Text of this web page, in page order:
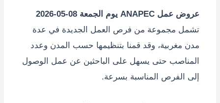
عروض عمل ANAPEC يوم الجمعة 08-05-2026
تشمل مجموعة من فرص العمل الجديدة في عدة
مدن مغربية، وقد قمنا بتنظيمها حسب المدن وعدد
المناصب حتى يسهل على الباحثين عن عمل الوصول
إلى الفرص المناسبة بسرعة.